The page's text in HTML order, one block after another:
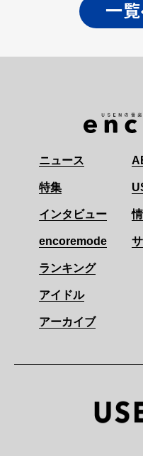
一覧
ニュース
特集
インタビュー
encoremode
ランキング
アイドル
アーカイブ